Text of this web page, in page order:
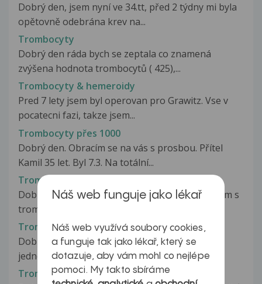
Dobrý den, jsem nyní ve 34.tt, před 2 týdny mi byla
opětovně odebrána krev na...
Trombocyty
Dobrý den ráda bych se zeptala co znamená
zvýšena hodnota trombocytů ( 425),...
Trombocyty & hemeroidy
Pred 7 lety jsem byl operovan pro Grawitz. Vse v
pocatecni fazi, takze jsem...
Trombocyty přes 1000
Dobrý den. Obracím se na vás s prosbou. Přítel
Kamil 35 let. Byl 7.3. Na totální...
Trombocyty, destičky
Dobrý den, chtěla bych se Vás zeptat na problém s
trombocyty. Jsem 3 týdny...
Trombofílie
Dobrý den, píši Vám s prosbou o radu ohledně
jednoho mého problému, který se...
Trombofilie
Náš web funguje jako lékař
Náš web využívá soubory cookies,
a funguje tak jako lékař, který se
dotazuje, aby vám mohl co nejlépe
pomoci. My takto sbíráme